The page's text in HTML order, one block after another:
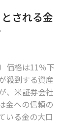
される金
価格は11％下
殺到する資産
、米証券会社
金への信頼の
いる金の大口